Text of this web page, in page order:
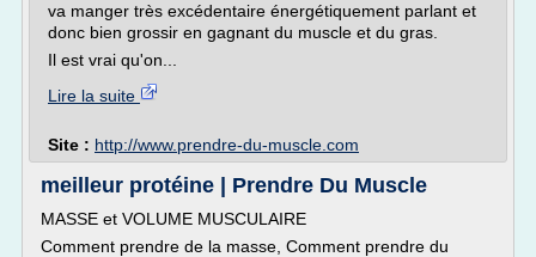
va manger très excédentaire énergétiquement parlant et
donc bien grossir en gagnant du muscle et du gras.
Il est vrai qu'on...
Lire la suite
Site : http://www.prendre-du-muscle.com
meilleur protéine | Prendre Du Muscle
MASSE et VOLUME MUSCULAIRE
Comment prendre de la masse, Comment prendre du